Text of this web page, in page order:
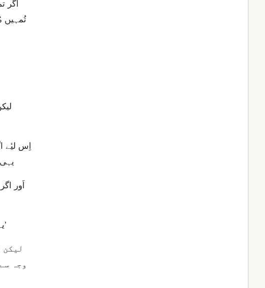
تُمہیں
“یہ بھی کہا گیا تھا کہ ‘جو کویٔی اَپنی بیوی کو چھوڑ دے اُسے لازِم ہے کہ ایک طلاق نامہ لِکھ کر اُسے دے۔’
وجہ